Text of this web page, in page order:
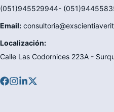
(051)945529944-
Email:
Localización:
Calle Las Codornices 223A -